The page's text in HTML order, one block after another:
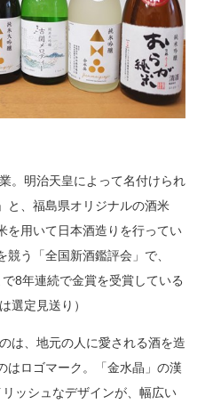
。明治天皇によって名付けられ
と、福島県オリジナルの酒米
を用いて日本酒造りを行ってい
競う「全国新酒鑑評会」で、
で8年連続で金賞を受賞している
選定見送り）
は、地元の人に愛される酒を造
はロゴマーク。「金水晶」の漢
ッシュなデザインが、幅広い